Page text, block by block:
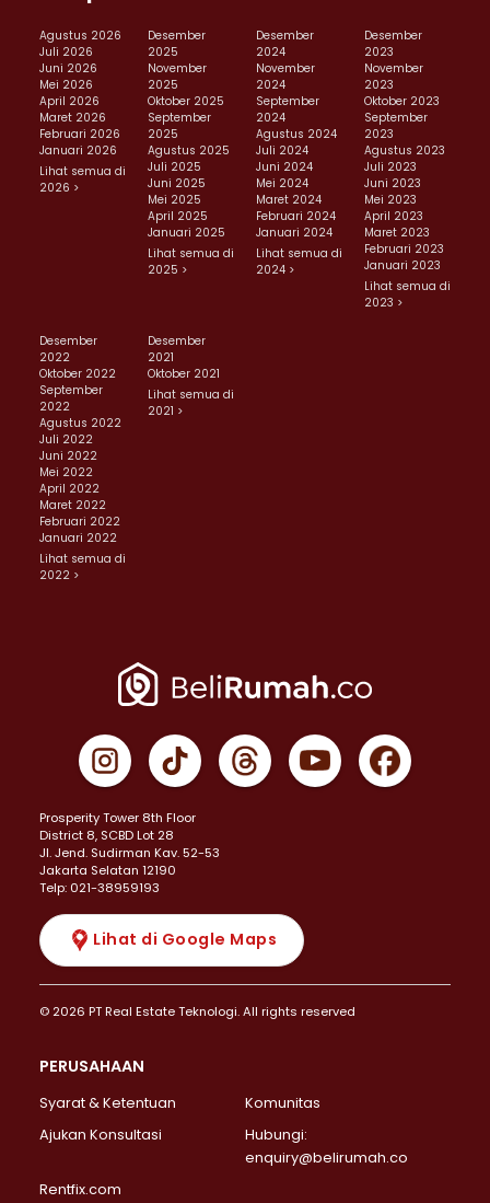
Agustus 2026
Juli 2026
Juni 2026
Mei 2026
April 2026
Maret 2026
Februari 2026
Januari 2026
Lihat semua di
2026 >
Desember
2025
November
2025
Oktober 2025
September
2025
Agustus 2025
Juli 2025
Juni 2025
Mei 2025
April 2025
Januari 2025
Lihat semua di
2025 >
Desember
2024
November
2024
September
2024
Agustus 2024
Juli 2024
Juni 2024
Mei 2024
Maret 2024
Februari 2024
Januari 2024
Lihat semua di
2024 >
Desember
2023
November
2023
Oktober 2023
September
2023
Agustus 2023
Juli 2023
Juni 2023
Mei 2023
April 2023
Maret 2023
Februari 2023
Januari 2023
Lihat semua di
2023 >
Desember
2022
Oktober 2022
September
2022
Agustus 2022
Juli 2022
Juni 2022
Mei 2022
April 2022
Maret 2022
Februari 2022
Januari 2022
Lihat semua di
2022 >
Desember
2021
Oktober 2021
Lihat semua di
2021 >
Prosperity Tower 8th Floor
District 8, SCBD Lot 28
JI. Jend. Sudirman Kav. 52-53
Jakarta Selatan 12190
Telp: 021-38959193
Lihat di Google Maps
© 2026 PT Real Estate Teknologi. All rights reserved
PERUSAHAAN
Syarat & Ketentuan
Komunitas
Ajukan Konsultasi
Hubungi:
enquiry@belirumah.co
Rentfix.com